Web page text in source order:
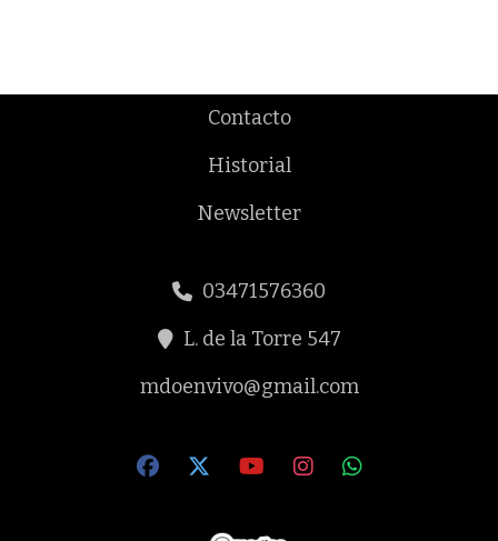
Contacto
Historial
Newsletter
03471576360
L. de la Torre 547
mdoenvivo@gmail.com